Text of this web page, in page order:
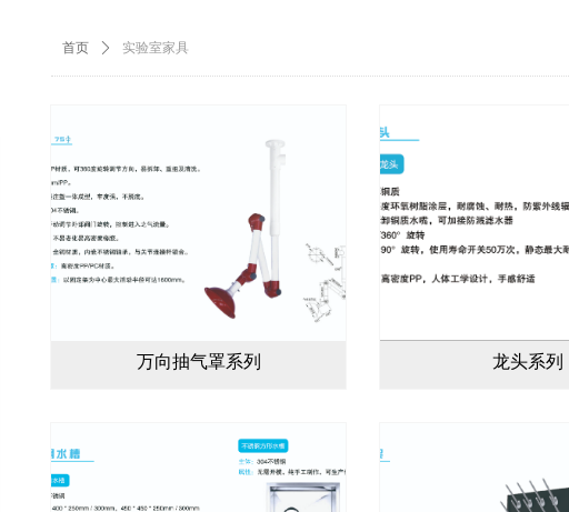
万向抽气罩系列 龙头系列
首页 ꄲ 实验室家具